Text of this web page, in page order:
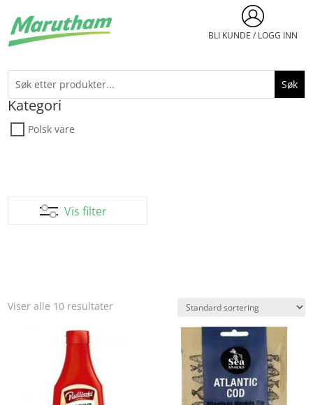
BLI KUNDE / LOGG INN
Kategori
Polsk vare
Vis filter
Viser alle 10 resultater